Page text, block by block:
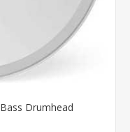
Drumhead